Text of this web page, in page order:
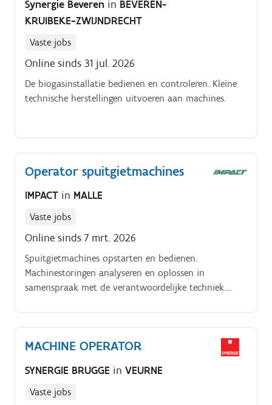
Synergie Beveren in BEVEREN-
KRUIBEKE-ZWIJNDRECHT
Vaste jobs
Online sinds 31 jul. 2026
De biogasinstallatie bedienen en controleren. Kleine
technische herstellingen uitvoeren aan machines.
Operator spuitgietmachines
IMPACT in MALLE
Vaste jobs
Online sinds 7 mrt. 2026
Spuitgietmachines opstarten en bedienen.
Machinestoringen analyseren en oplossen in
samenspraak met de verantwoordelijke techniek.
MACHINE OPERATOR
SYNERGIE BRUGGE in VEURNE
Vaste jobs